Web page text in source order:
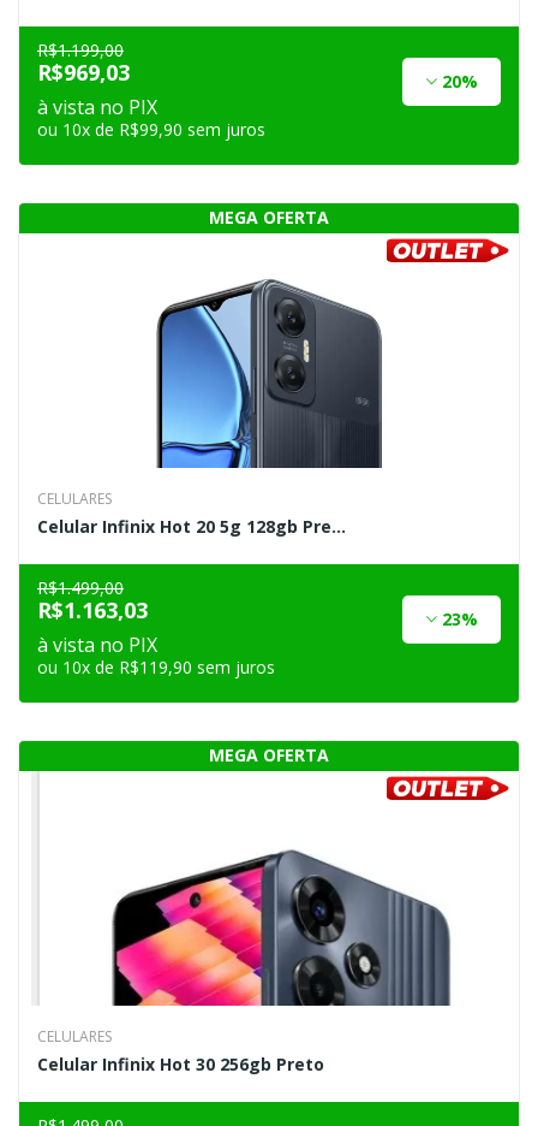
R$1.199,00
R$969,03 20%
à vista no PIX
ou 10x de R$99,90 sem juros
CELULARES
Celular Infinix Hot 20 5g 128gb Pre...
R$1.499,00
R$1.163,03 23%
à vista no PIX
ou 10x de R$119,90 sem juros
CELULARES
Celular Infinix Hot 30 256gb Preto